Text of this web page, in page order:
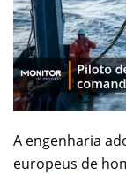
A engenharia
europeus de